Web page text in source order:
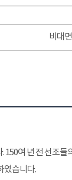
비대
여 년 전 선조들
였습니다.